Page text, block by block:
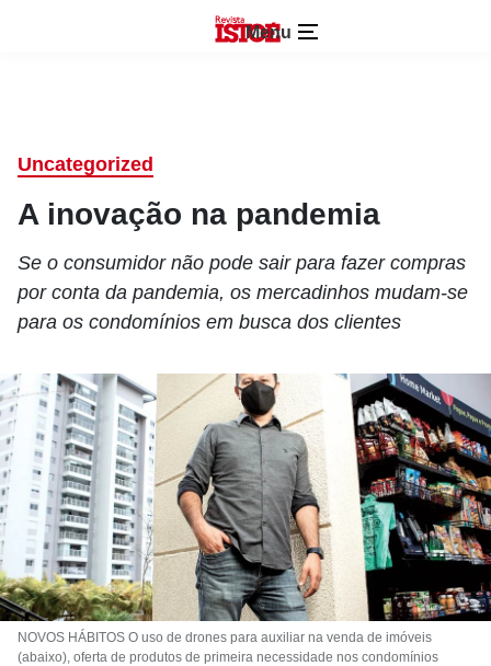
Menu
Uncategorized
A inovação na pandemia
Se o consumidor não pode sair para fazer compras
por conta da pandemia, os mercadinhos mudam-se
para os condomínios em busca dos clientes
NOVOS HÁBITOS O uso de drones para auxiliar na venda de imóveis
(abaixo), oferta de produtos de primeira necessidade nos condomínios